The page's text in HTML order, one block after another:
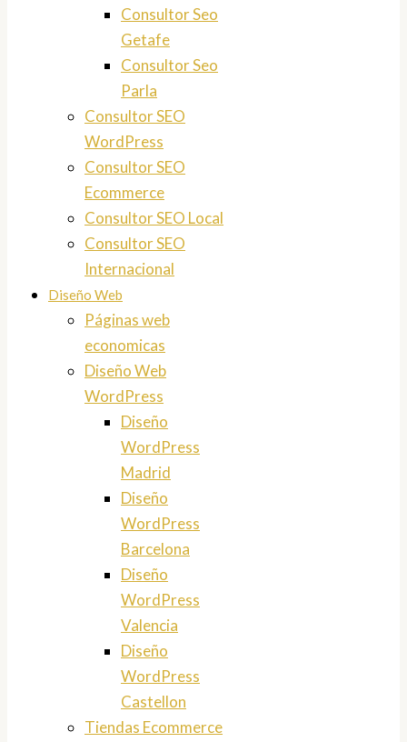
Consultor Seo
Getafe
Consultor Seo
Parla
Consultor SEO
WordPress
Consultor SEO
Ecommerce
Consultor SEO Local
Consultor SEO
Internacional
Diseño Web
Páginas web
economicas
Diseño Web
WordPress
Diseño
WordPress
Madrid
Diseño
WordPress
Barcelona
Diseño
WordPress
Valencia
Diseño
WordPress
Castellon
Tiendas Ecommerce